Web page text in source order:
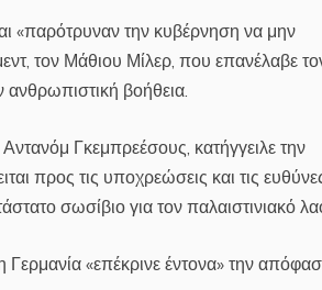
«παρότρυναν την κυβέρνηση να μην
τον Μάθιου Μίλερ, που επανέλαβε
βοήθεια.
Γκεμπρεέσους, κατήγγειλε την
προς τις υποχρεώσεις και τις
σωσίβιο για τον παλαιστινιακό
«επέκρινε έντονα» την